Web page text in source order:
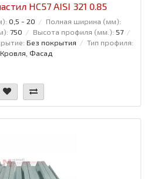
НС57 AISI 321 0.85
0,5 - 20
Полная ширина (мм):
750 Высота профиля (мм.): 57
Без покрытия
Тип профиля:
Фасад